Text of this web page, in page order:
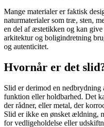
Mange materialer er faktisk
naturmaterialer som træ, sten,
en del af æstetikken og kan
arkitektur og boligindretning
og autenticitet.
Hvornår er det
Slid er derimod en nedbrydning
funktion eller holdbarhed. Det
der rådner, eller metal, der
Slid er ikke en ønsket ældning,
for vedligeholdelse eller